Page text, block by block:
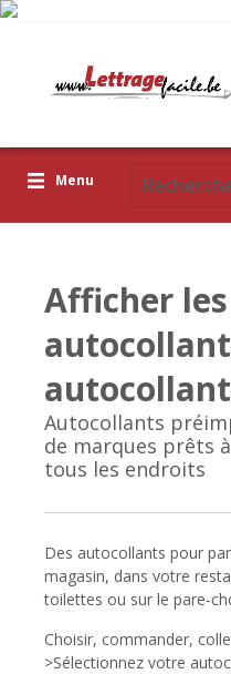
Menu
Pictogrammes
Images autocollantes
Téléchargez votre
Corona Covid-19
Afficher les
Autocollants
de marques prêts
tous les endroits
Des autocollants pour
magasin, dans votre
toilettes ou sur le pare-
Choisir, commander,
>Sélectionnez votre